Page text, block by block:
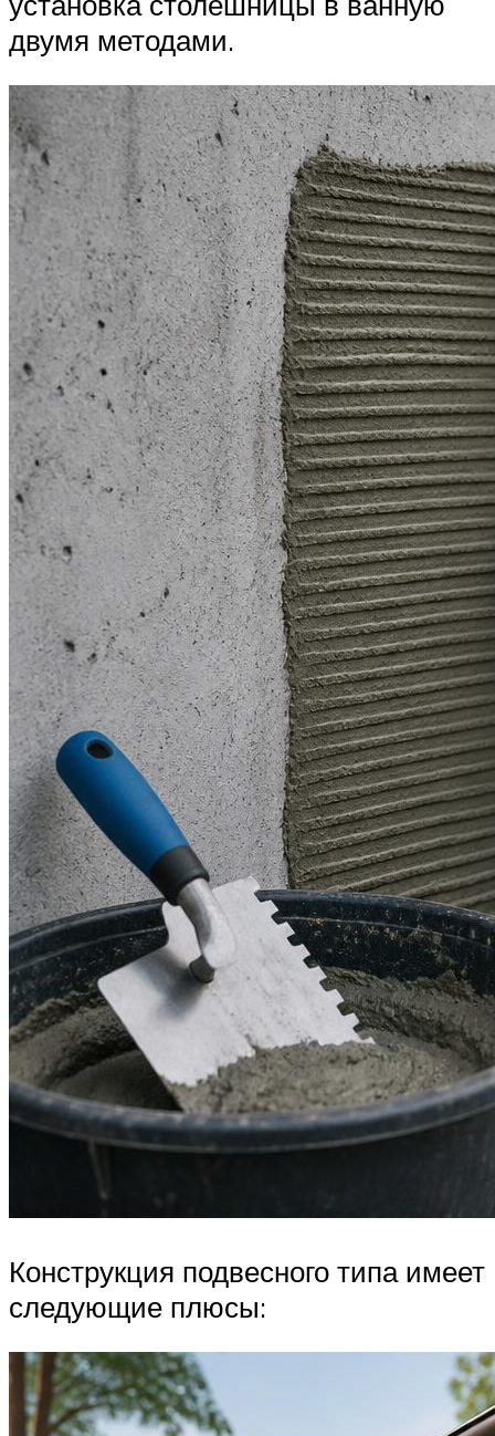
двумя методами.
Конструкция подвесного типа имеет
следующие плюсы: